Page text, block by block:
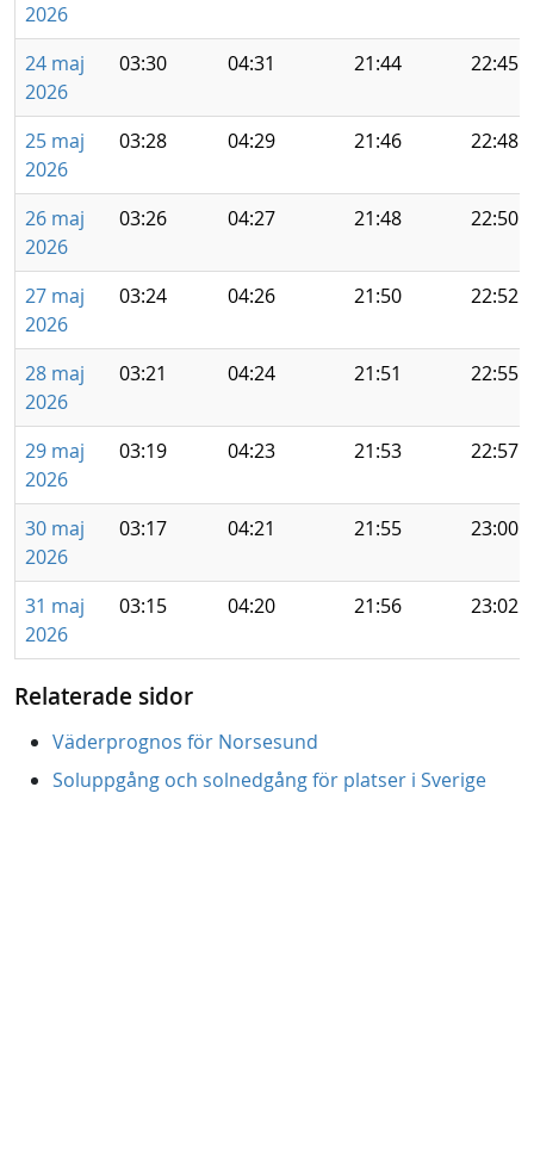
2026
24 maj
2026
03:30 04:31 21:44 22:45
25 maj
2026
03:28 04:29 21:46 22:48
26 maj
2026
03:26 04:27 21:48 22:50
27 maj
2026
03:24 04:26 21:50 22:52
28 maj
2026
03:21 04:24 21:51 22:55
29 maj
2026
03:19 04:23 21:53 22:57
30 maj
2026
03:17 04:21 21:55 23:00
31 maj
2026
03:15 04:20 21:56 23:02
Relaterade sidor
Väderprognos för Norsesund
Soluppgång och solnedgång för platser i Sverige